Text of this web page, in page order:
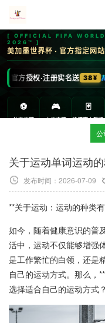
公
关于运动单词运动
发布时间：2026-07-09
**关于运动：运动的种类
如今，随着健康意识的普
活中，运动不仅能够增强
是工作繁忙的白领，还是
自己的运动方式。那么，
选择适合自己的运动方式